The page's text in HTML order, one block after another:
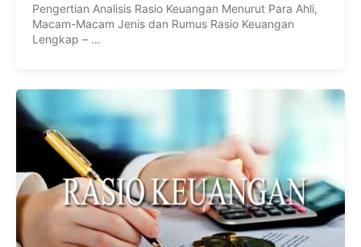
Pengertian Analisis Rasio Keuangan Menurut Para Ahli,
Macam-Macam Jenis dan Rumus Rasio Keuangan
Lengkap – ...